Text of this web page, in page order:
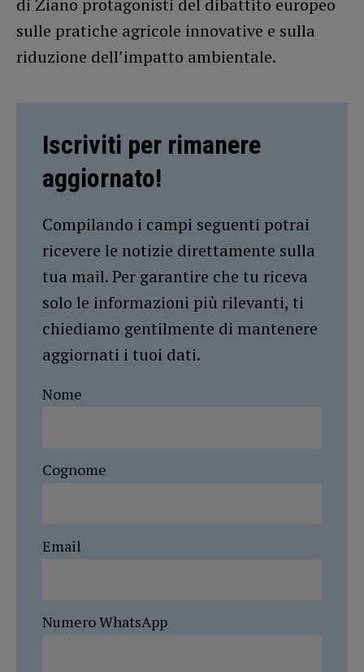
sulle pratiche agricole innovative e sulla
riduzione dell’impatto ambientale.
Iscriviti per rimanere
aggiornato!
Compilando i campi seguenti potrai
ricevere le notizie direttamente sulla
tua mail. Per garantire che tu riceva
solo le informazioni più rilevanti, ti
chiediamo gentilmente di mantenere
aggiornati i tuoi dati.
Nome
Cognome
Email
Numero WhatsApp